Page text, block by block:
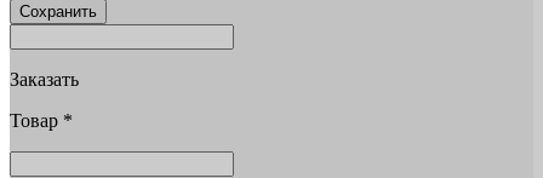
Сохранить
Заказать
Товар *